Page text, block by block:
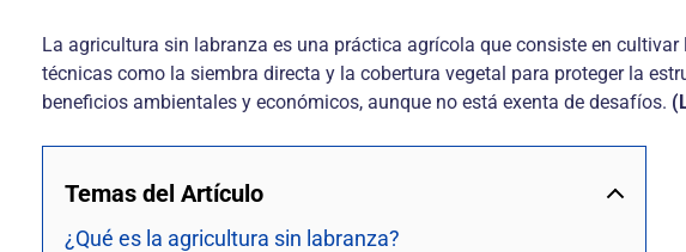
La agricultura sin labranza es una práctica agrícola que consiste en
técnicas como la siembra directa y la cobertura vegetal para proteger la
beneficios ambientales y económicos, aunque no está exenta de desafíos.
Temas del Artículo
¿Qué es la agricultura sin labranza?